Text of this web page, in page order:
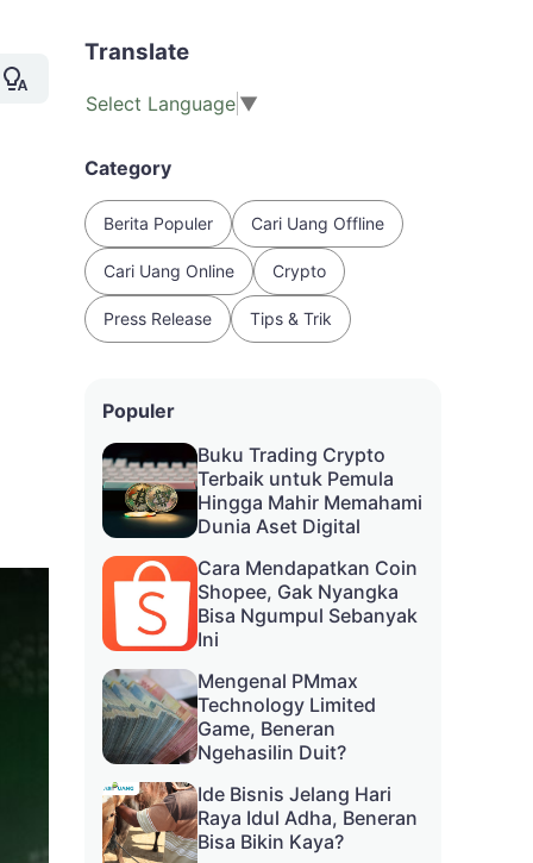
Translate
Select Language ▼
Category
Berita Populer Cari Uang Offline
Cari Uang Online Crypto
Press Release Tips & Trik
Populer
Buku Trading Crypto
Terbaik untuk Pemula
Hingga Mahir Memahami
Dunia Aset Digital
Cara Mendapatkan Coin
Shopee, Gak Nyangka
Bisa Ngumpul Sebanyak
Ini
Mengenal PMmax
Technology Limited
Game, Beneran
Ngehasilin Duit?
Ide Bisnis Jelang Hari
Raya Idul Adha, Beneran
Bisa Bikin Kaya?